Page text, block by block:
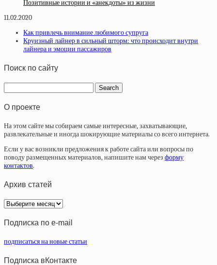
Позитивные истории и «анекдоты» из жизни
11.02.2020
Как привлечь внимание любимого супруга
Круизный лайнер в сильный шторм: что происходит внутри
лайнера и эмоции пассажиров
Поиск по сайту
О проекте
На этом сайте мы собираем самые интересные, захватывающие,
развлекательные и иногда шокирующие материалы со всего интернета.
Если у вас возникли предложения к работе сайта или вопросы по
поводу размещенных материалов, напишите нам через форму
контактов.
Архив статей
Архив
статей
Подписка по e-mail
подписаться на новые статьи
Подписка вКонтакте